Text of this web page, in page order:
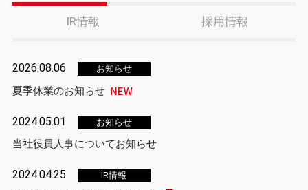
IR情報 採用情報
2026.08.06 お知らせ
夏季休業のお知らせ
2024.05.01 お知らせ
当社役員人事についてお知らせ
2024.04.25 IR情報